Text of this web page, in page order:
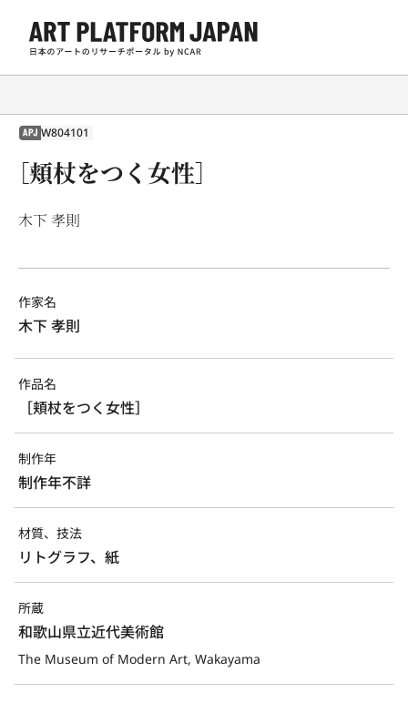
APJ W804101
［頬杖をつく女性］
木下 孝則
作家名
木下 孝則
作品名
［頬杖をつく女性］
制作年
制作年不詳
材質、技法
リトグラフ、紙
所蔵
和歌山県立近代美術館
The Museum of Modern Art, Wakayama